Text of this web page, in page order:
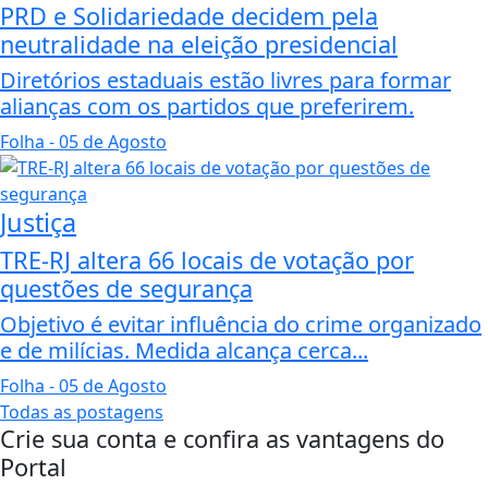
PRD e Solidariedade decidem pela
neutralidade na eleição presidencial
Diretórios estaduais estão livres para formar
alianças com os partidos que preferirem.
Folha - 05 de Agosto
Justiça
TRE-RJ altera 66 locais de votação por
questões de segurança
Objetivo é evitar influência do crime organizado
e de milícias. Medida alcança cerca...
Folha - 05 de Agosto
Todas as postagens
Crie sua conta e confira as vantagens do
Portal